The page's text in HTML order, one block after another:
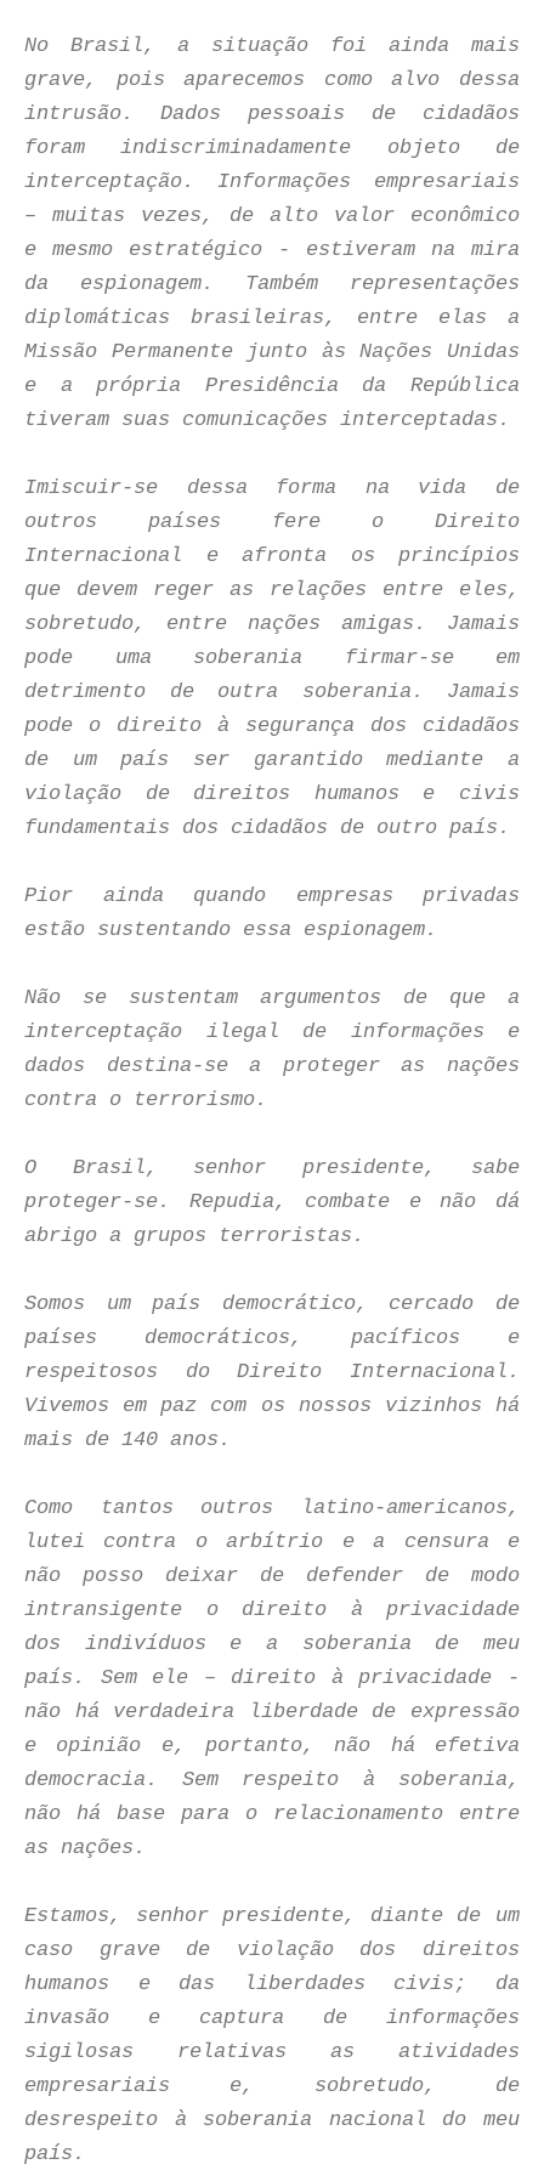
No Brasil, a situação foi ainda mais
grave, pois aparecemos como alvo dessa
intrusão. Dados pessoais de cidadãos
foram indiscriminadamente objeto de
interceptação. Informações empresariais
– muitas vezes, de alto valor econômico
e mesmo estratégico - estiveram na mira
da espionagem. Também representações
diplomáticas brasileiras, entre elas a
Missão Permanente junto às Nações Unidas
e a própria Presidência da República
tiveram suas comunicações interceptadas.
Imiscuir-se dessa forma na vida de
outros países fere o Direito
Internacional e afronta os princípios
que devem reger as relações entre eles,
sobretudo, entre nações amigas. Jamais
pode uma soberania firmar-se em
detrimento de outra soberania. Jamais
pode o direito à segurança dos cidadãos
de um país ser garantido mediante a
violação de direitos humanos e civis
fundamentais dos cidadãos de outro país.
Pior ainda quando empresas privadas
estão sustentando essa espionagem.
Não se sustentam argumentos de que a
interceptação ilegal de informações e
dados destina-se a proteger as nações
contra o terrorismo.
O Brasil, senhor presidente, sabe
proteger-se. Repudia, combate e não dá
abrigo a grupos terroristas.
Somos um país democrático, cercado de
países democráticos, pacíficos e
respeitosos do Direito Internacional.
Vivemos em paz com os nossos vizinhos há
mais de 140 anos.
Como tantos outros latino-americanos,
lutei contra o arbítrio e a censura e
não posso deixar de defender de modo
intransigente o direito à privacidade
dos indivíduos e a soberania de meu
país. Sem ele – direito à privacidade -
não há verdadeira liberdade de expressão
e opinião e, portanto, não há efetiva
democracia. Sem respeito à soberania,
não há base para o relacionamento entre
as nações.
Estamos, senhor presidente, diante de um
caso grave de violação dos direitos
humanos e das liberdades civis; da
invasão e captura de informações
sigilosas relativas as atividades
empresariais e, sobretudo, de
desrespeito à soberania nacional do meu
país.